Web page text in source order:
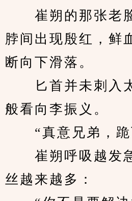
崔朔的那张老脸
脖间出现殷红，鲜
断向下滑落。
匕首并未刺入
般看向李振义。
“真意兄弟，跪
崔朔呼吸越发急
丝越来越多：